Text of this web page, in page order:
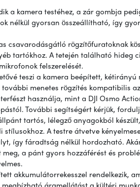
a kamera testéhez, a zár gombja
nélkül gyorsan összeállítható, így
csavarodásgátló rögzítőfuratoknak
tartókhoz. A tetején található hideg
felszerelését.
teszi a kamera beépített,
menetes rögzítés kompatibilis
használja, mint a DJI Osmo
További segítségért kérjük,
tartós, lélegző anyagokból
stílusokhoz. A testre átvetve
így fáradtság nélkül hordozható.
a pánt gyors hozzáférést és
akkumulátorrekesszel rendelkezik,